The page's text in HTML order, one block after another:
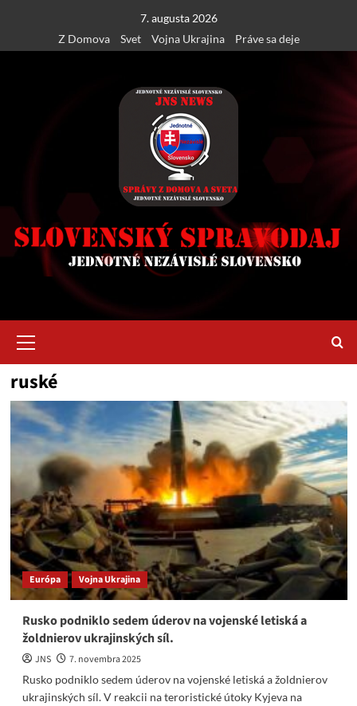
content
7. augusta 2026
Z Domova
Svet Vojna Ukrajina Práve sa deje
Menu
ruské
Európa Vojna Ukrajina
Rusko podniklo sedem úderov na vojenské letiská a
žoldnierov ukrajinských síl.
JNS
7. novembra 2025
Rusko podniklo sedem úderov na vojenské letiská a žoldnierov
ukrajinských síl. V reakcii na teroristické útoky Kyjeva na